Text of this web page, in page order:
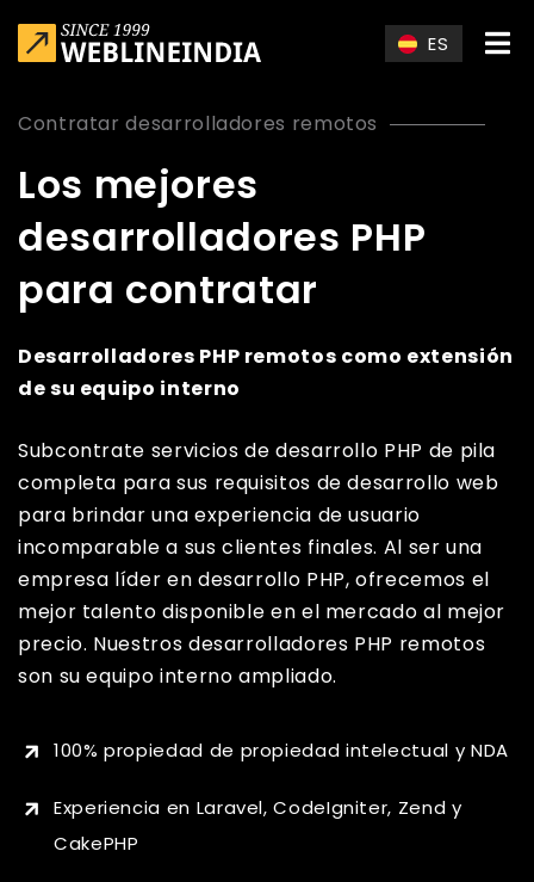
ES
Contratar desarrolladores remotos
Los mejores
desarrolladores PHP
para contratar
Desarrolladores PHP remotos como extensión
de su equipo interno
Subcontrate servicios de desarrollo PHP de pila
completa para sus requisitos de desarrollo web
para brindar una experiencia de usuario
incomparable a sus clientes finales. Al ser una
empresa líder en desarrollo PHP, ofrecemos el
mejor talento disponible en el mercado al mejor
precio. Nuestros desarrolladores PHP remotos
son su equipo interno ampliado.
100% propiedad de propiedad intelectual y NDA
Experiencia en Laravel, CodeIgniter, Zend y
CakePHP